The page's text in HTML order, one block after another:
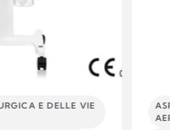
E DELLE VIE